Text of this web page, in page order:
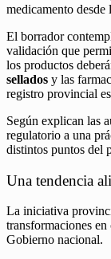
medicamento
El borrador
validación que
los productos
sellados y las
registro provincial
Según explican las
regulatorio a una
distintos puntos del
Una tendencia
La iniciativa
transformaciones
Gobierno nacional.